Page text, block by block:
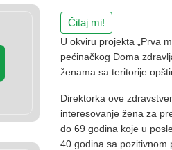
Čitaj mi!
U okviru projekta „Prva
pećinačkog Doma
ženama sa teritorije
Direktorka ove
interesovanje žena za
do 69 godina koje u
40 godina sa pozitivnom